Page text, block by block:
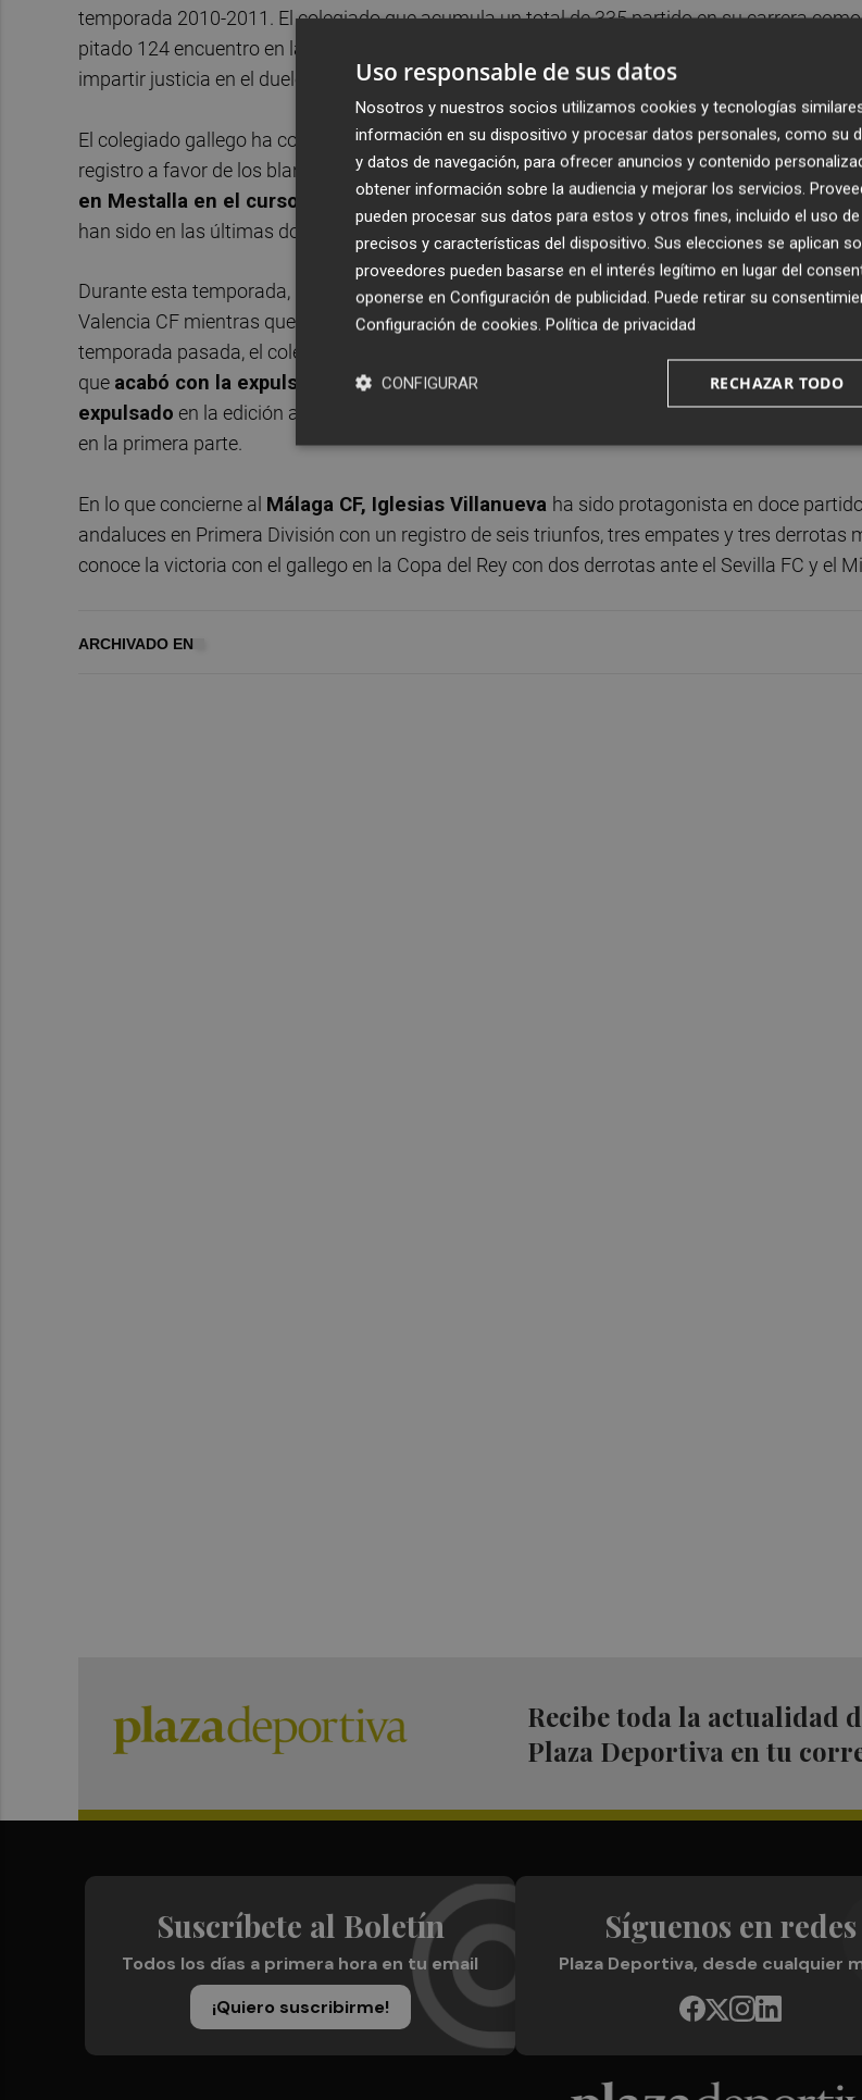
temporada 2010-2011. El colegiado que acumula un total de 335 partido en su carrera
pitado 124 encuentro en la élite nacional y se trata de un árbitro con experiencia que será el
impartir justicia en el duelo esta noche en Mestalla entre Valencia CF y Málaga CF.
El colegiado gallego ha coincidido con el Valencia CF en las últimas seis campañas once
registro a favor de los blanquinegros con seis triunfos -uno de ellos precisamente contra
en Mestalla en el curso 2011-2012-,un empate y cuatro derrotas. De hecho, los tres
han sido en las últimas dos campañas rompiendo una dinámica favorable a los
Durante esta temporada, Iglesias Villanueva no ha estado presente en ninguno de los
Valencia CF mientras que sí que dirigió la victoria del Málaga CF en casa por 2-1 sobre la SD
temporada pasada, el colegiado gallego pitó en la derrota copera del Valencia CF por 7-0 en
que acabó con la expulsión de Mustafi al filo del descanso. Además, Mustafi
expulsado en la edición anterior de la Copa del Rey en el encuentro de ida contra el RCD
en la primera parte.
En lo que concierne al Málaga CF, Iglesias Villanueva ha sido protagonista en doce
andaluces en Primera División con un registro de seis triunfos, tres empates y tres derrotas
conoce la victoria con el gallego en la Copa del Rey con dos derrotas ante el Sevilla FC y el
ARCHIVADO EN
Recibe toda la actualidad
Plaza Deportiva en tu
Suscríbete al Boletín
Todos los días a primera hora en tu email
¡Quiero suscribirme!
Síguenos en redes
Plaza Deportiva, desde cualquier
Uso responsable de sus datos
Nosotros y nuestros socios utilizamos cookies y tecnologías
información en su dispositivo y procesar datos personales, como su
y datos de navegación, para ofrecer anuncios y contenido
obtener información sobre la audiencia y mejorar los servicios.
pueden procesar sus datos para estos y otros fines, incluido el uso
precisos y características del dispositivo. Sus elecciones se aplican
proveedores pueden basarse en el interés legítimo en lugar del
oponerse en Configuración de publicidad. Puede retirar su
Configuración de cookies. Política de privacidad
RECHAZAR TODO
CONFIGURAR